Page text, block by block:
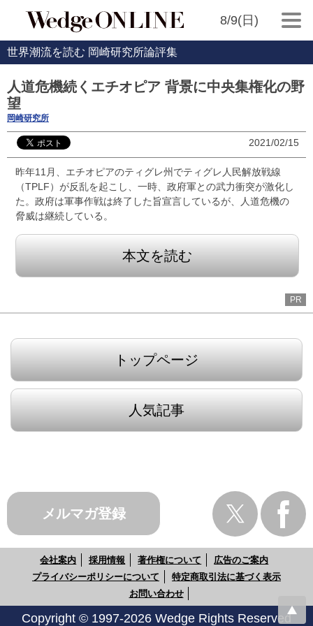
8/9(日)
世界潮流を読む 岡崎研究所論評集
人道危機続くエチオピア 背景に中央集権化の野
望
岡崎研究所
2021/02/15
昨年11月、エチオピアのティグレ州でティグレ人民解放戦線
（TPLF）が反乱を起こし、一時、政府軍との武力衝突が激化し
た。政府は軍事作戦は終了した旨宣言しているが、人道危機の
脅威は継続している。
本文を読む
PR
トップページ
人気記事
メルマガ登録
会社案内 採用情報 著作権について
広告のご案内
プライバシーポリシーについて
特定商取引法に基づく表示
お問い合わせ
Copyright © 1997-2026 Wedge Rights Reserved